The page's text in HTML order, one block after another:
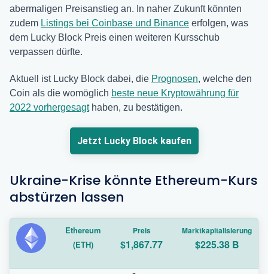
abermaligen Preisanstieg an. In naher Zukunft könnten
zudem Listings bei Coinbase und Binance erfolgen, was
dem Lucky Block Preis einen weiteren Kursschub
verpassen dürfte.
Aktuell ist Lucky Block dabei, die Prognosen, welche den
Coin als die womöglich beste neue Kryptowährung für
2022 vorhergesagthaben, zu bestätigen.
Jetzt Lucky Block kaufen
Ukraine-Krise könnte Ethereum-Kurs
abstürzen lassen
Ethereum
(ETH)
Preis
$1,867.77
Marktkapitalisierung
$225.38 B